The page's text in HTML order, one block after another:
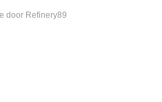
door Refinery89